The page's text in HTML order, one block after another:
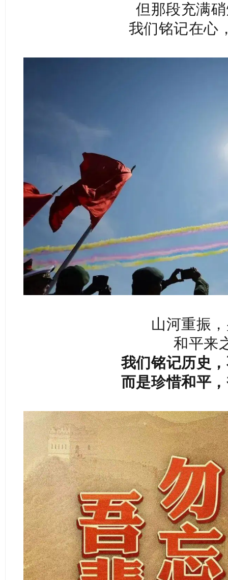
但那段充满
我们铭记在心
山河重振
和平来
我们铭记历史
而是珍惜和平